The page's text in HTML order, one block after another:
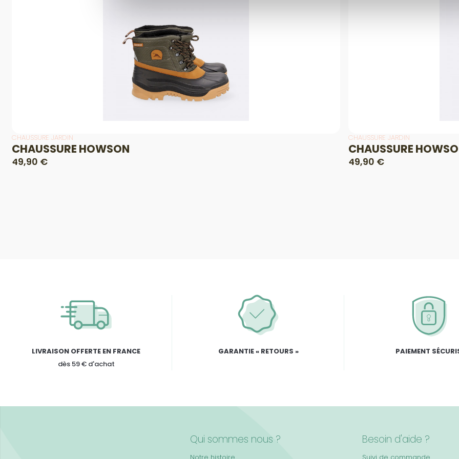
CHAUSSURE JARDIN
CHAUSSURE HOWSON
49,90 €
CHAUSSURE JARDIN
CHAUSSURE
49,90 €
LIVRAISON OFFERTE EN FRANCE
dès 59 € d'achat
GARANTIE « RETOURS » PAIEMENT
Qui sommes nous ? Besoin d'aide ?